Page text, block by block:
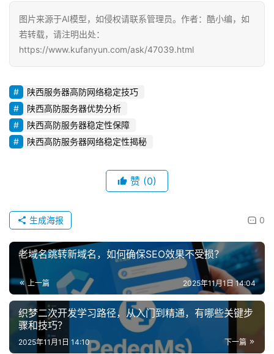
图片来源于AI模型，如侵权请联系管理员。作者：酷小编，如
若转载，请注明出处：
https://www.kufanyun.com/ask/47039.html
陕西服务器高防网络稳定技巧
陕西高防服务器优势分析
陕西高防服务器稳定性保障
陕西高防服务器网络稳定性揭秘
赞 (0)
0
生成海报
老域名跳转新域名，如何确保SEO效果不受损？
上一篇 2025年11月1日 14:04
织梦二次开发学习路径，从入门到精通，有哪些关键步
骤和技巧？
下一篇
2025年11月1日 14:10